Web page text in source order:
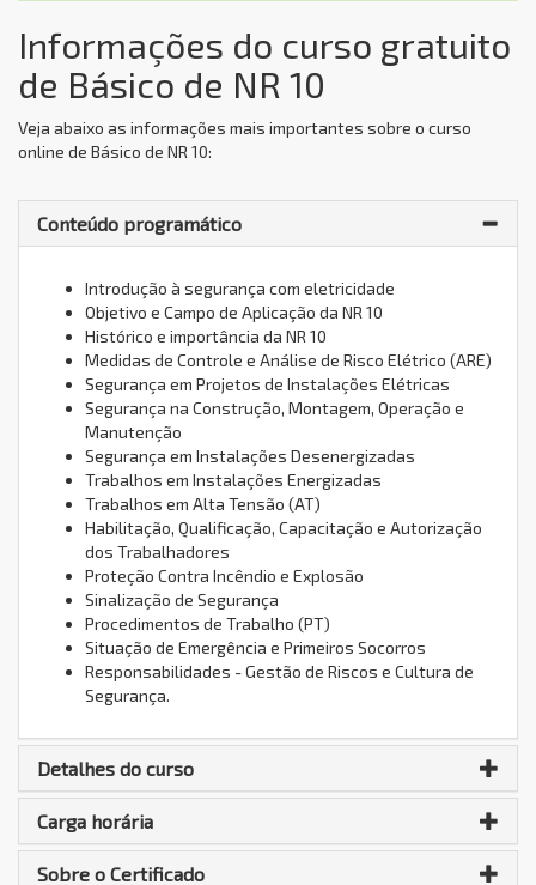
Informações do curso gratuito
de Básico de NR 10
Veja abaixo as informações mais importantes sobre o curso
online de Básico de NR 10:
Conteúdo programático
Introdução à segurança com eletricidade
Objetivo e Campo de Aplicação da NR 10
Histórico e importância da NR 10
Medidas de Controle e Análise de Risco Elétrico (ARE)
Segurança em Projetos de Instalações Elétricas
Segurança na Construção, Montagem, Operação e
Manutenção
Segurança em Instalações Desenergizadas
Trabalhos em Instalações Energizadas
Trabalhos em Alta Tensão (AT)
Habilitação, Qualificação, Capacitação e Autorização
dos Trabalhadores
Proteção Contra Incêndio e Explosão
Sinalização de Segurança
Procedimentos de Trabalho (PT)
Situação de Emergência e Primeiros Socorros
Responsabilidades - Gestão de Riscos e Cultura de
Segurança.
Detalhes do curso
Carga horária
Sobre o Certificado